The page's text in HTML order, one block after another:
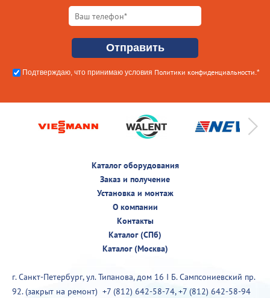
Подтверждаю, что принимаю условия Политики конфиденциальности .*
Каталог оборудования
Заказ и получение
Установка и монтаж
О компании
Контакты
Каталог (СПб)
Каталог (Москва)
г. Санкт-Петербург, ул. Типанова, дом 16 I Б. Сампсониевский пр.
92. (закрыт на ремонт) +7 (812) 642-58-74,+7 (812) 642-58-94